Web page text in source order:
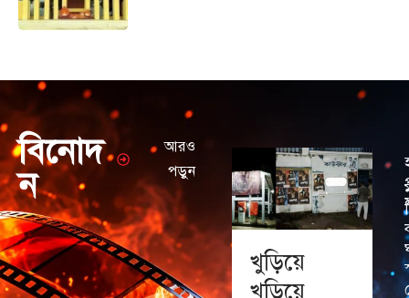
বিনোদ
ন
আরও
পড়ুন
খুড়িয়ে
খুড়িয়ে